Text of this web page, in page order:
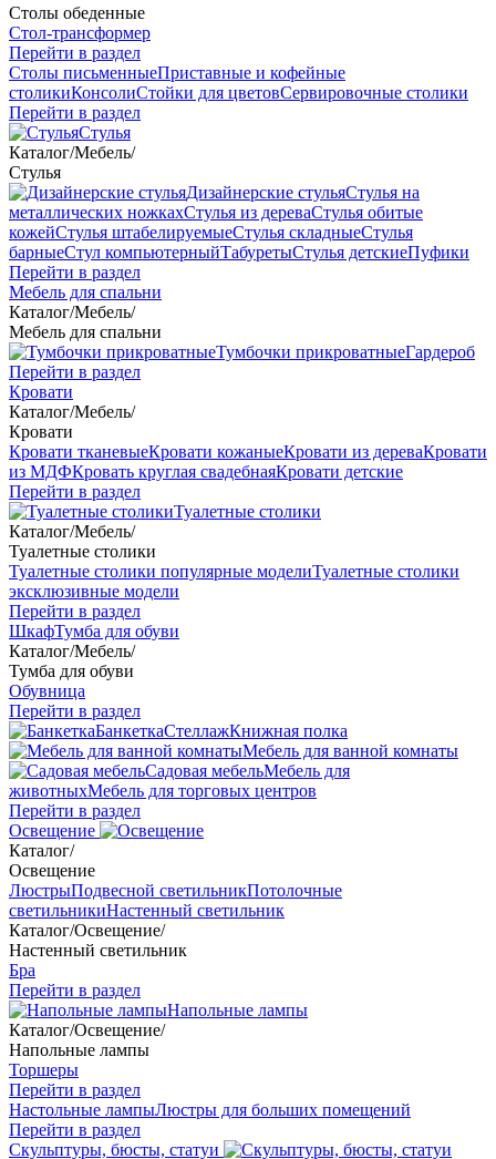
Столы обеденные
Стол-трансформер
Перейти в раздел
Столы письменныеПриставные и кофейные
столикиКонсолиСтойки для цветовСервировочные столики
Перейти в раздел
Стулья
Каталог/Мебель/
Стулья
Дизайнерские стульяСтулья на
металлических ножкахСтулья из дереваСтулья обитые
кожейСтулья штабелируемыеСтулья складныеСтулья
барныеСтул компьютерныйТабуретыСтулья детскиеПуфики
Перейти в раздел
Мебель для спальни
Каталог/Мебель/
Мебель для спальни
Тумбочки прикроватныеГардероб
Перейти в раздел
Кровати
Каталог/Мебель/
Кровати
Кровати тканевыеКровати кожаныеКровати из дереваКровати
из МДФКровать круглая свадебнаяКровати детские
Перейти в раздел
Туалетные столики
Каталог/Мебель/
Туалетные столики
Туалетные столики популярные моделиТуалетные столики
эксклюзивные модели
Перейти в раздел
ШкафТумба для обуви
Каталог/Мебель/
Тумба для обуви
Обувница
Перейти в раздел
БанкеткаСтеллажКнижная полка
Мебель для ванной комнаты
Садовая мебельМебель для
животныхМебель для торговых центров
Перейти в раздел
Освещение
Каталог/
Освещение
ЛюстрыПодвесной светильникПотолочные
светильникиНастенный светильник
Каталог/Освещение/
Настенный светильник
Бра
Перейти в раздел
Напольные лампы
Каталог/Освещение/
Напольные лампы
Торшеры
Перейти в раздел
Настольные лампыЛюстры для больших помещений
Перейти в раздел
Скульптуры, бюсты, статуи